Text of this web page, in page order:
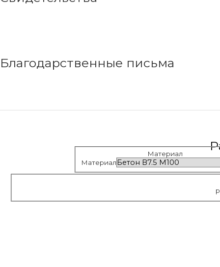
Благодарственные письма
Материал
Материал